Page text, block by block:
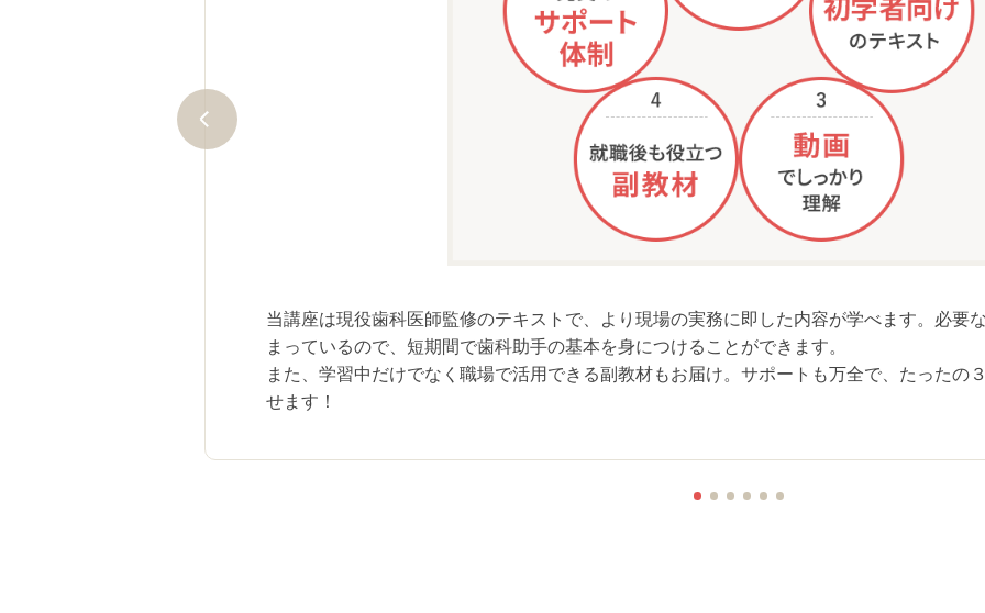
当講座は現役歯科医師監修のテキストで、より現場の実務に即した内容が学べます。必要
まっているので、短期間で歯科助手の基本を身につけることができます。
また、学習中だけでなく職場で活用できる副教材もお届け。サポートも万全で、たったの
せます！